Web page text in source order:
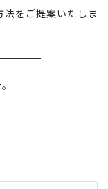
法をご提案いたしま